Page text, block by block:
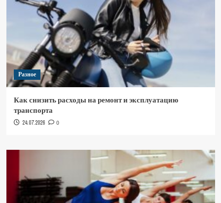
Разное
Как снизить расходы на ремонт и эксплуатацию
транспорта
24.07.2026 0